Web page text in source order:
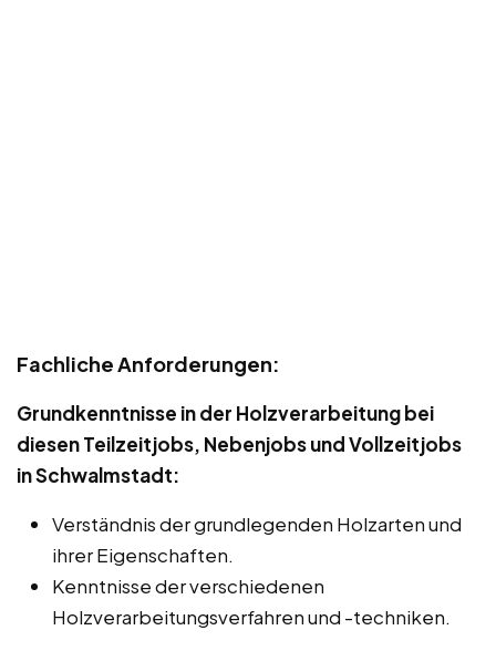
Fachliche Anforderungen:
Grundkenntnisse in der Holzverarbeitung bei
diesen Teilzeitjobs, Nebenjobs und Vollzeitjobs
in Schwalmstadt:
Verständnis der grundlegenden Holzarten und
ihrer Eigenschaften.
Kenntnisse der verschiedenen
Holzverarbeitungsverfahren und -techniken.